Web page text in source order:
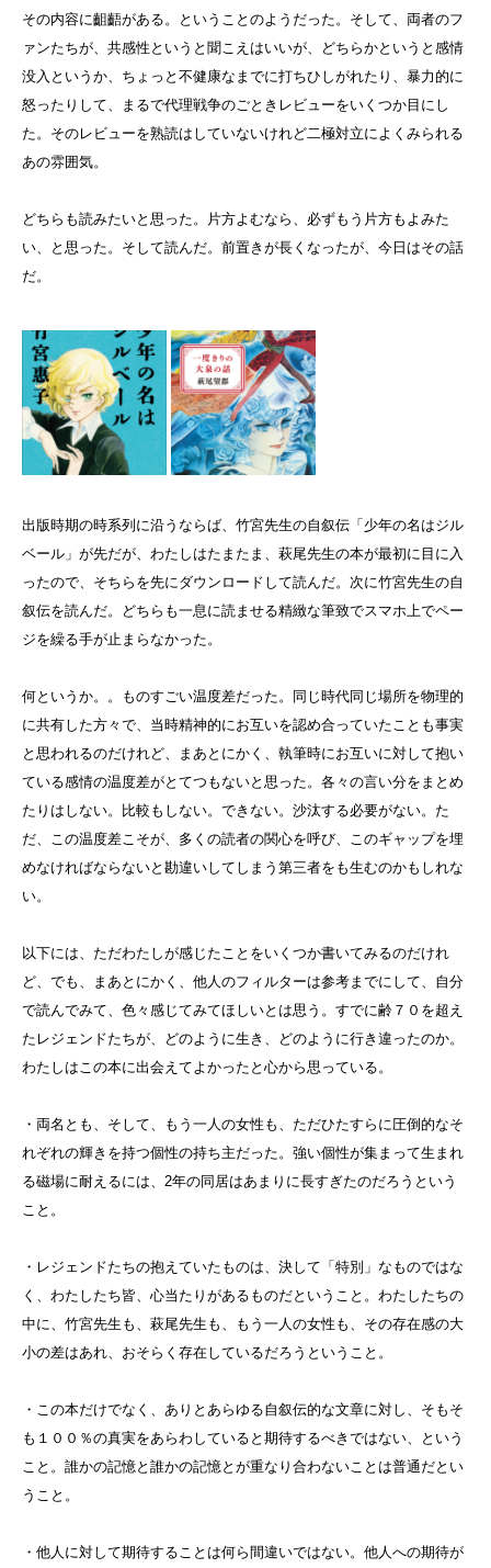
その内容に齟齬がある。ということのようだった。そして、両者のフ
ァンたちが、共感性というと聞こえはいいが、どちらかというと感情
没入というか、ちょっと不健康なまでに打ちひしがれたり、暴力的に
怒ったりして、まるで代理戦争のごときレビューをいくつか目にし
た。そのレビューを熟読はしていないけれど二極対立によくみられる
あの雰囲気。
どちらも読みたいと思った。片方よむなら、必ずもう片方もよみた
い、と思った。そして読んだ。前置きが長くなったが、今日はその話
だ。
出版時期の時系列に沿うならば、竹宮先生の自叙伝「少年の名はジル
ベール」が先だが、わたしはたまたま、萩尾先生の本が最初に目に入
ったので、そちらを先にダウンロードして読んだ。次に竹宮先生の自
叙伝を読んだ。どちらも一息に読ませる精緻な筆致でスマホ上でペー
ジを繰る手が止まらなかった。
何というか。。ものすごい温度差だった。同じ時代同じ場所を物理的
に共有した方々で、当時精神的にお互いを認め合っていたことも事実
と思われるのだけれど、まあとにかく、執筆時にお互いに対して抱い
ている感情の温度差がとてつもないと思った。各々の言い分をまとめ
たりはしない。比較もしない。できない。沙汰する必要がない。た
だ、この温度差こそが、多くの読者の関心を呼び、このギャップを埋
めなければならないと勘違いしてしまう第三者をも生むのかもしれな
い。
以下には、ただわたしが感じたことをいくつか書いてみるのだけれ
ど、でも、まあとにかく、他人のフィルターは参考までにして、自分
で読んでみて、色々感じてみてほしいとは思う。すでに齢７０を超え
たレジェンドたちが、どのように生き、どのように行き違ったのか。
わたしはこの本に出会えてよかったと心から思っている。
・両名とも、そして、もう一人の女性も、ただひたすらに圧倒的なそ
れぞれの輝きを持つ個性の持ち主だった。強い個性が集まって生まれ
る磁場に耐えるには、2年の同居はあまりに長すぎたのだろうという
こと。
・レジェンドたちの抱えていたものは、決して「特別」なものではな
く、わたしたち皆、心当たりがあるものだということ。わたしたちの
中に、竹宮先生も、萩尾先生も、もう一人の女性も、その存在感の大
小の差はあれ、おそらく存在しているだろうということ。
・この本だけでなく、ありとあらゆる自叙伝的な文章に対し、そもそ
も１００％の真実をあらわしていると期待するべきではない、という
こと。誰かの記憶と誰かの記憶とが重なり合わないことは普通だとい
うこと。
・他人に対して期待することは何ら間違いではない。他人への期待が